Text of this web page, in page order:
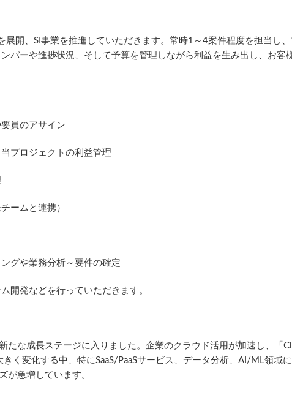
展開、SI事業を推進していただきます。常時1～4案件程度を担当し
バーや進捗状況、そして予算を管理しながら利益を生み出し、お客
員のアサイン
プロジェクトの利益管理
ームと連携）
グや業務分析～要件の確定
開発などを行っていただきます。
たな成長ステージに入りました。企業のクラウド活用が加速し、「
く変化する中、特にSaaS/PaaSサービス、データ分析、AI/ML領域
が急増しています。